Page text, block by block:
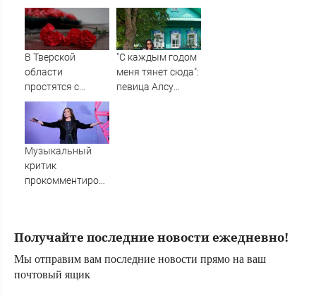
спокойно было, -
огрызается
невестка
В Тверской
области
простятся с
рядовым,
погибшим на СВО
почти год назад
"С каждым годом
меня тянет сюда":
певица Алсу
Музыкальный
критик
прокомментировал
Получайте последние новости ежедневно!
Мы отправим вам последние новости прямо на ваш
почтовый ящик